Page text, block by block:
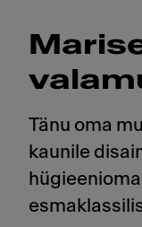
Tänu oma
kaunile